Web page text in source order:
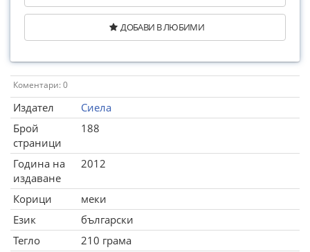
ДОБАВИ В ЛЮБИМИ
Коментари: 0
Издател
Сиела
Брой
страници
188
Година на
издаване
2012
Корици
меки
Език
български
Тегло
210 грама